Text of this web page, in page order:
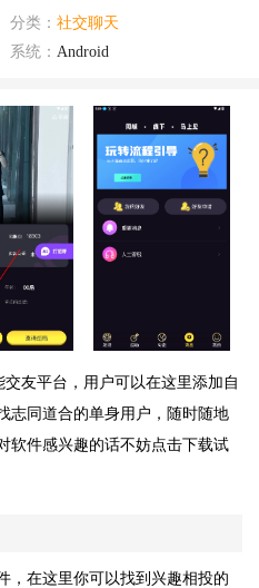
分类： 社交聊天
系统： Android
友平台，用户可以在这里添加自
志同道合的单身用户，随时随地
软件感兴趣的话不妨点击下载试
，在这里你可以找到兴趣相投的